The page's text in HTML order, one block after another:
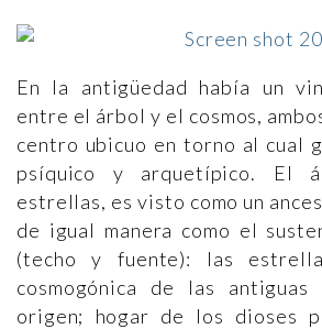
En la antigüedad había un
entre el árbol y el cosmos,
centro ubicuo en torno al cual
psíquico y arquetípico. El
estrellas, es visto como un
de igual manera como el
(techo y fuente): las
cosmogónica de las antiguas
origen; hogar de los dioses